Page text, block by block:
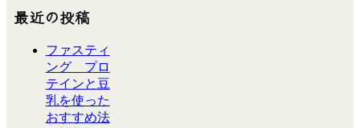
最近の投稿
ファスティ
ング プロ
テインと豆
乳を使った
おすすめ法